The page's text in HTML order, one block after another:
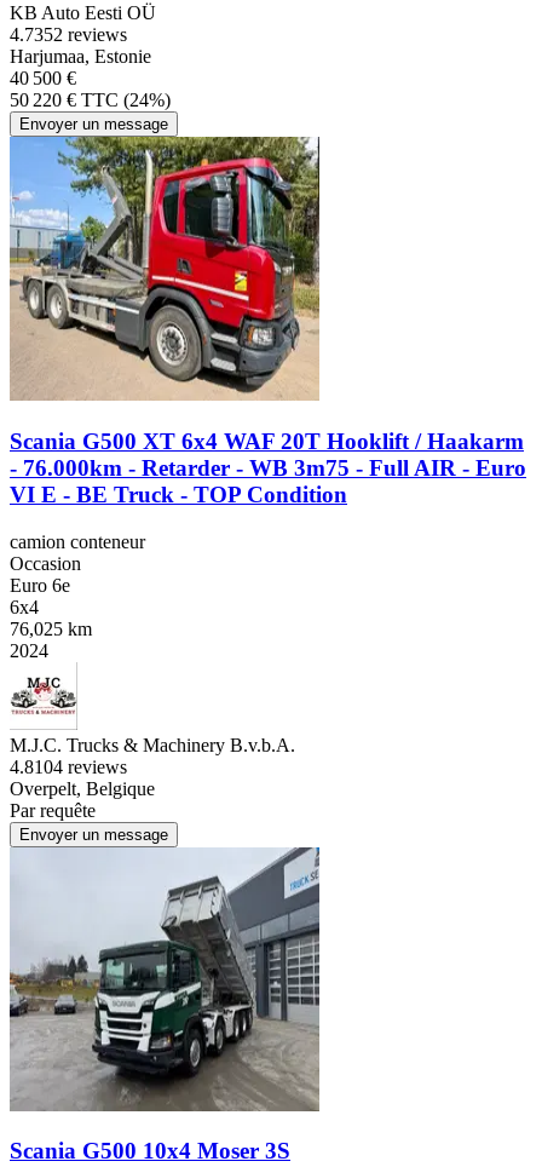
KB Auto Eesti OÜ
4.7352 reviews
Harjumaa, Estonie
40 500 €
50 220 € TTC (24%)
Envoyer un message
Scania G500 XT 6x4 WAF 20T Hooklift / Haakarm
- 76.000km - Retarder - WB 3m75 - Full AIR - Euro
VI E - BE Truck - TOP Condition
camion conteneur
Occasion
Euro 6e
6x4
76,025 km
2024
M.J.C. Trucks & Machinery B.v.b.A.
4.8104 reviews
Overpelt, Belgique
Par requête
Envoyer un message
Scania G500 10x4 Moser 3S